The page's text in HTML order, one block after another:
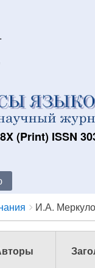
(Print) ISSN
И.А.